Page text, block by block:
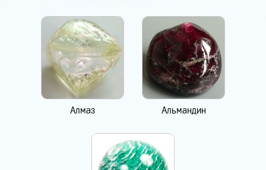
Алмаз Альмандин